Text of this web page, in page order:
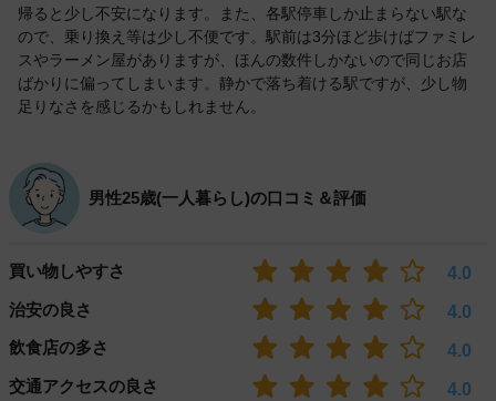
帰ると少し不安になります。また、各駅停車しか止まらない駅な
ので、乗り換え等は少し不便です。駅前は3分ほど歩けばファミレ
スやラーメン屋がありますが、ほんの数件しかないので同じお店
ばかりに偏ってしまいます。静かで落ち着ける駅ですが、少し物
足りなさを感じるかもしれません。
男性25歳(一人暮らし)の口コミ＆評価
買い物しやすさ
4.0
治安の良さ
4.0
飲食店の多さ
4.0
交通アクセスの良さ
4.0